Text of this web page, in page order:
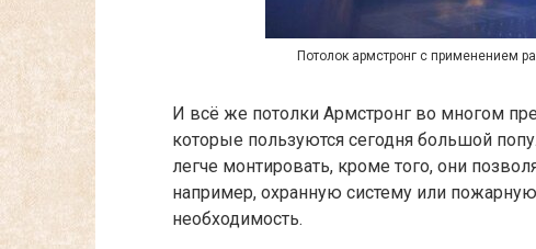
Потолок армстронг с применением
И всё же потолки Армстронг во многом
которые пользуются сегодня большой
легче монтировать, кроме того, они
например, охранную систему или
необходимость.